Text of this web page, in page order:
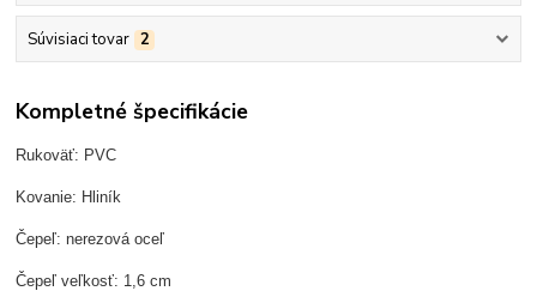
Súvisiaci tovar 2
Kompletné špecifikácie
Rukoväť: PVC
Kovanie: Hliník
Čepeľ: nerezová oceľ
Čepeľ veľkosť: 1,6 cm